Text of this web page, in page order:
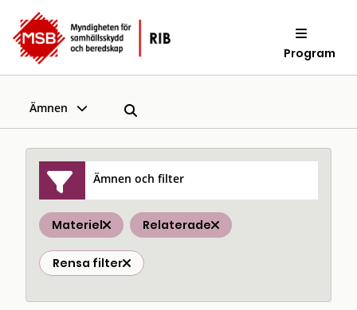
Program
Ämnen
Ämnen och filter
Materiel Relaterade
Rensa filter